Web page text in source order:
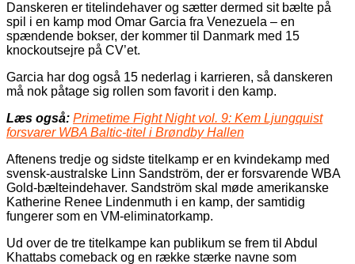
Danskeren er titelindehaver og sætter dermed sit bælte på
spil i en kamp mod Omar Garcia fra Venezuela – en
spændende bokser, der kommer til Danmark med 15
knockoutsejre på CV’et.
Garcia har dog også 15 nederlag i karrieren, så danskeren
må nok påtage sig rollen som favorit i den kamp.
Læs også: Primetime Fight Night vol. 9: Kem Ljungquist
forsvarer WBA Baltic-titel i Brøndby Hallen
Aftenens tredje og sidste titelkamp er en kvindekamp med
svensk-australske Linn Sandström, der er forsvarende WBA
Gold-bælteindehaver. Sandström skal møde amerikanske
Katherine Renee Lindenmuth i en kamp, der samtidig
fungerer som en VM-eliminatorkamp.
Ud over de tre titelkampe kan publikum se frem til Abdul
Khattabs comeback og en række stærke navne som